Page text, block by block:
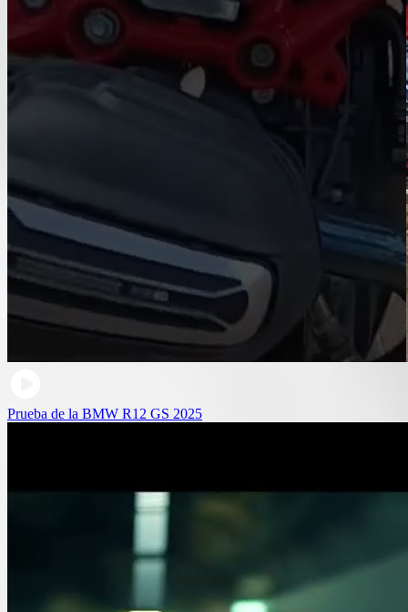
Prueba de la BMW R12 GS 2025